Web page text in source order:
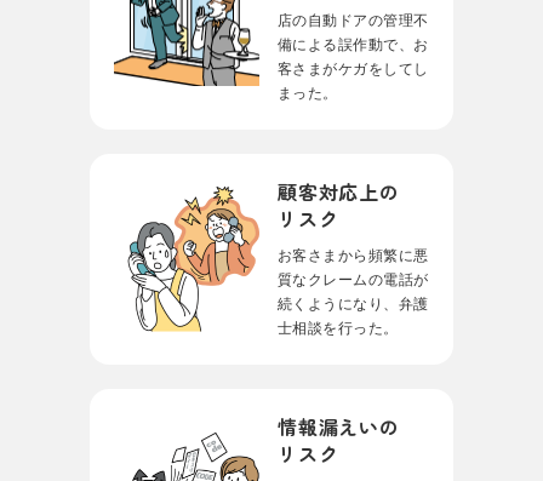
店の自動ドアの管理不
備による誤作動で、お
客さまがケガをしてし
まった。
顧客対応上の
リスク
お客さまから頻繁に悪
質なクレームの電話が
続くようになり、 弁護
士相談を行った。
情報漏えいの
リスク